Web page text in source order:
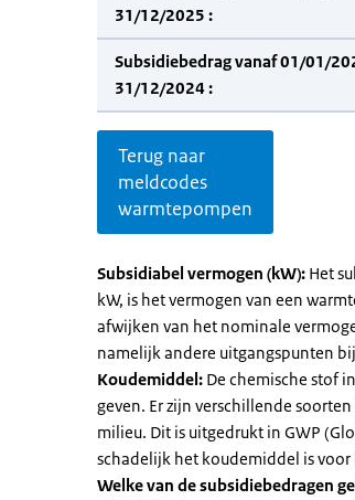
31/12/2025 :
Subsidiebedrag vanaf 01/01/
31/12/2024 :
Terug naar
meldcodes
warmtepompen
Subsidiabel vermogen (kW): Het
kW, is het vermogen van een
afwijken van het nominale
namelijk andere uitgangspunten
Koudemiddel: De chemische stof
geven. Er zijn verschillende
milieu. Dit is uitgedrukt in GWP
schadelijk het koudemiddel is voor
Welke van de subsidiebedragen